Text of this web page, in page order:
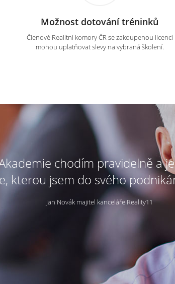
Možnost dotování tréninků
Členové Realitní komory ČR se zakoupenou licencí
mohou uplatňovat slevy na vybraná školení.
chodím pravidelně a
kterou jsem do svého
Jan Novák majitel kanceláře Reality11